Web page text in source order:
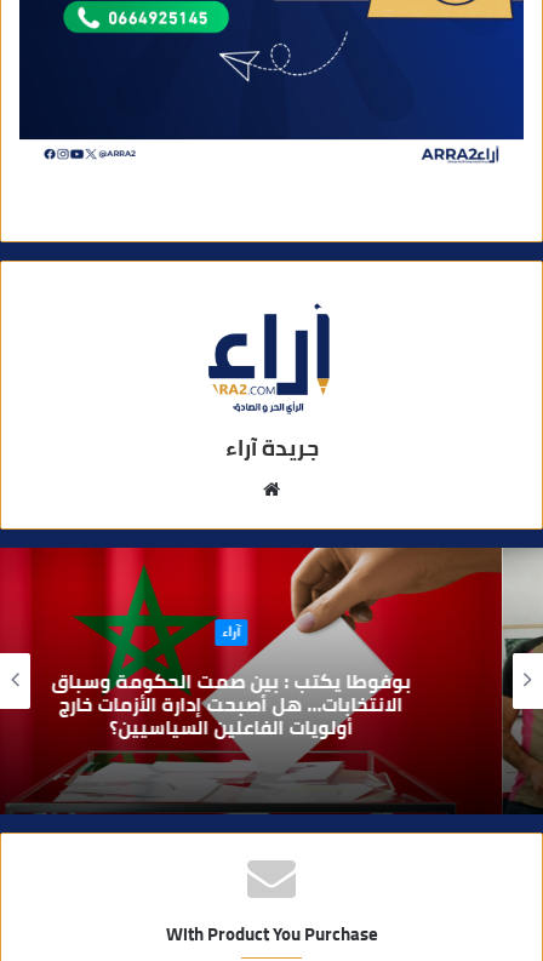
جريدة آراء
ق
و
ي
ب
آراء
بوفوطا يكتب : بين صمت الحكومة وسباق
الانتخابات… هل أصبحت إدارة الأزمات خارج
أولويات الفاعلين السياسيين؟
With Product You Purchase